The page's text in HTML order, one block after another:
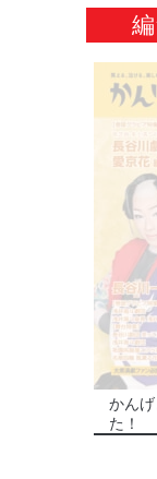
かん
た！